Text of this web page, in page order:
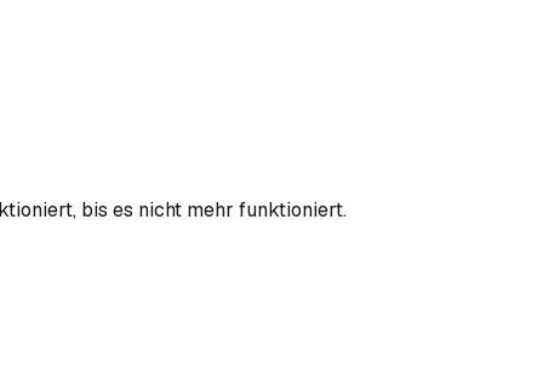
bis es nicht mehr funktioniert.